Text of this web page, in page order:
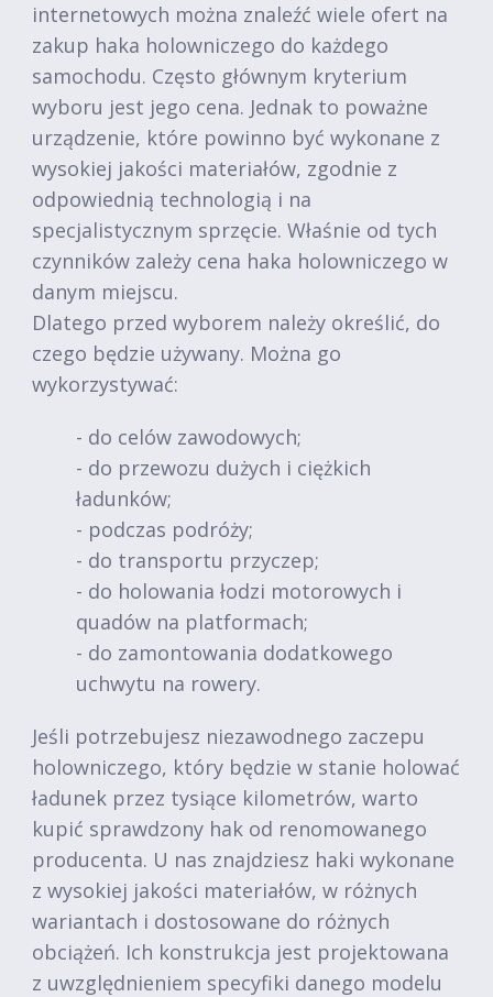
internetowych można znaleźć wiele ofert na
zakup haka holowniczego do każdego
samochodu. Często głównym kryterium
wyboru jest jego cena. Jednak to poważne
urządzenie, które powinno być wykonane z
wysokiej jakości materiałów, zgodnie z
odpowiednią technologią i na
specjalistycznym sprzęcie. Właśnie od tych
czynników zależy cena haka holowniczego w
danym miejscu.
Dlatego przed wyborem należy określić, do
czego będzie używany. Można go
wykorzystywać:
- do celów zawodowych;
- do przewozu dużych i ciężkich
ładunków;
- podczas podróży;
- do transportu przyczep;
- do holowania łodzi motorowych i
quadów na platformach;
- do zamontowania dodatkowego
uchwytu na rowery.
Jeśli potrzebujesz niezawodnego zaczepu
holowniczego, który będzie w stanie holować
ładunek przez tysiące kilometrów, warto
kupić sprawdzony hak od renomowanego
producenta. U nas znajdziesz haki wykonane
z wysokiej jakości materiałów, w różnych
wariantach i dostosowane do różnych
obciążeń. Ich konstrukcja jest projektowana
z uwzględnieniem specyfiki danego modelu